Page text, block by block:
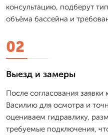
консультацию, подберут
объёма бассейна и
02
Выезд и замеры
После согласования
Василию для осмотра и
оцениваем гидравлику,
требуемые подключения,